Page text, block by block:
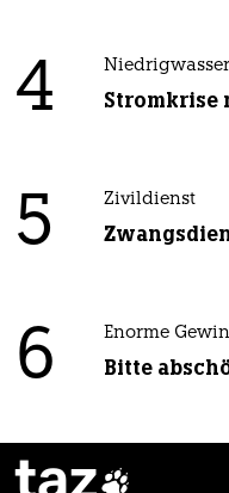
4 Stromkrise
5 Zivildienst
6 Enorme
Bitte
